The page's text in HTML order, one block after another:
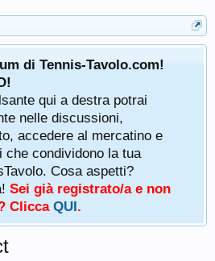
di Tennis-Tavolo.com!
qui a destra potrai
nelle discussioni,
accedere al mercatino e
condividono la tua
Cosa aspetti?
Sei già registrato/a e non
Clicca QUI.